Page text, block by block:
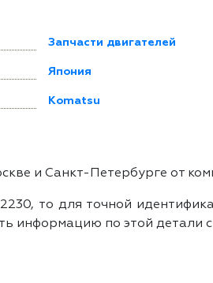
Запчасти двигателей
Япония
Komatsu
и Санкт-Петербурге от
то для точной
информацию по этой детали